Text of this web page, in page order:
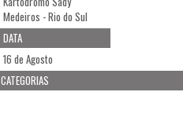
Medeiros - Rio do Sul
DATA
16 de Agosto
CATEGORIAS